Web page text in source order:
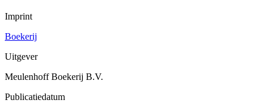
Imprint
Boekerij
Uitgever
Meulenhoff Boekerij B.V.
Publicatiedatum